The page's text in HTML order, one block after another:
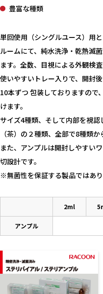
豊富な種類
単回使用（シングルユース）用
ルームにて、純水洗浄・乾熱滅
ます。全数、目視による外観検
使いやすいトレー入りで、開封
10本ずつ 包装しておりますので
けます。
サイズ4種類、そして内部を視
（茶）の２種類、全部で8種類か
また、アンプルは開封しやすい
切設計です。
※無菌性を保証する製品ではあ
2ml
アンプル